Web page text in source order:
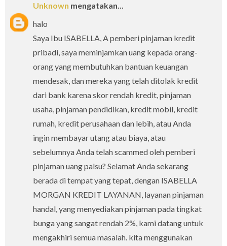
Unknown mengatakan...
halo
Saya Ibu ISABELLA, A pemberi pinjaman kredit
pribadi, saya meminjamkan uang kepada orang-
orang yang membutuhkan bantuan keuangan
mendesak, dan mereka yang telah ditolak kredit
dari bank karena skor rendah kredit, pinjaman
usaha, pinjaman pendidikan, kredit mobil, kredit
rumah, kredit perusahaan dan lebih, atau Anda
ingin membayar utang atau biaya, atau
sebelumnya Anda telah scammed oleh pemberi
pinjaman uang palsu? Selamat Anda sekarang
berada di tempat yang tepat, dengan ISABELLA
MORGAN KREDIT LAYANAN, layanan pinjaman
handal, yang menyediakan pinjaman pada tingkat
bunga yang sangat rendah 2%, kami datang untuk
mengakhiri semua masalah. kita menggunakan